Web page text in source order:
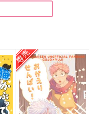
さいろく ことらにっ
き２
Harm
3,929 円（税込）
呪術廻戦